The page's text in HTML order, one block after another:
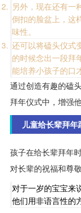
另外，现在还有一
倒扣的脸盆上，这
味性。
还可以将磕头仪式
的时候念出一段拜
能培养小孩子的口
通过创造有趣的磕
拜年仪式中，增强
儿童给长辈拜年
孩子在给长辈拜年
对长辈的祝福和尊敬
对于一岁的宝宝来
他们用非语言性的